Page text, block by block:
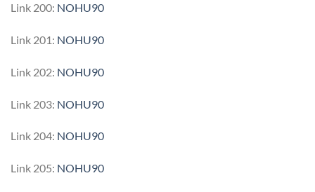
Link 200: NOHU90
Link 201: NOHU90
Link 202: NOHU90
Link 203: NOHU90
Link 204: NOHU90
Link 205: NOHU90